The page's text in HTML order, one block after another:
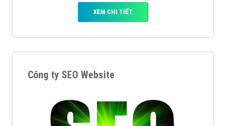
XEM CHI TIẾT
Công ty SEO Website